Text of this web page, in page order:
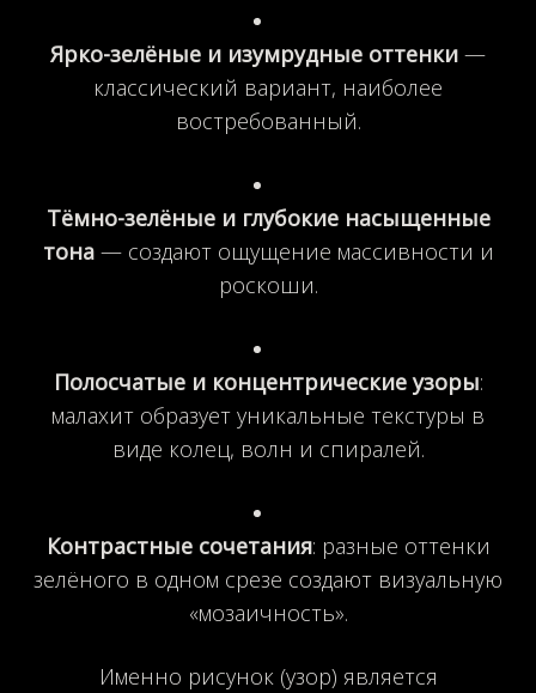
Ярко-зелёные и изумрудные оттенки —
классический вариант, наиболее
востребованный.
Тёмно-зелёные и глубокие насыщенные
тона— создают ощущение массивности и
роскоши.
Полосчатые и концентрические узоры:
малахит образует уникальные текстуры в
виде колец, волн и спиралей.
Контрастные сочетания: разные оттенки
зелёного в одном срезе создают визуальную
«мозаичность».
Именно рисунок (узор) является